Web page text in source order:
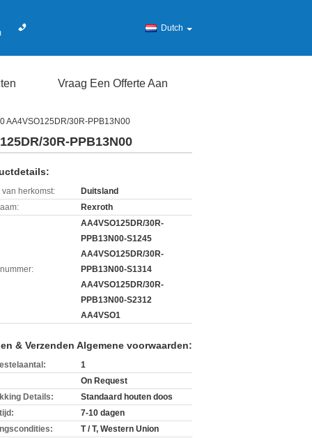
Dutch
Vraag Een Offerte Aan
AA4VSO125DR/30R-PPB13N00
30R-PPB13N00
van herkomst:
Duitsland
Rexroth
AA4VSO125DR/30R-
PPB13N00-S1245
AA4VSO125DR/30R-
PPB13N00-S1314
AA4VSO125DR/30R-
PPB13N00-S2312
AA4VSO1
& Verzenden Algemene voorwaarden:
1
On Request
Details:
Standaard houten doos
7-10 dagen
T / T, Western Union